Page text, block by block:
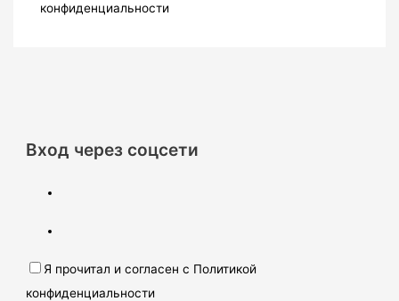
конфиденциальности
Вход через соцсети
Я прочитал и согласен с Политикой
конфиденциальности